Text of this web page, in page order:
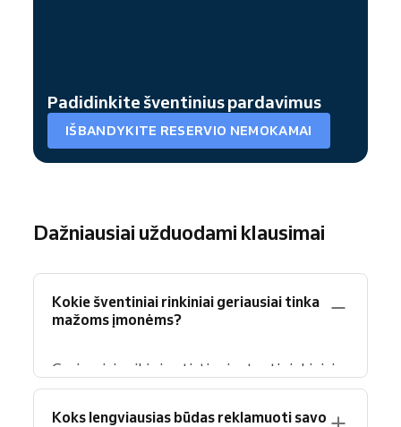
Padidinkite šventinius pardavimus
IŠBANDYKITE RESERVIO NEMOKAMAI
Dažniausiai užduodami klausimai
Kokie šventiniai rinkiniai geriausiai tinka
mažoms įmonėms?
Geriausiai veikia į patirtį orientuoti rinkiniai,
ypač tokiose srityse kaipgrožis,
sveikatingumasir fitnesas. Pagalvokite apie
Koks lengviausias būdas reklamuoti savo